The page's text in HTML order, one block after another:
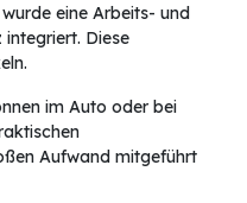
eine Arbeits- und
Diese
im Auto oder bei
Aufwand mitgeführt